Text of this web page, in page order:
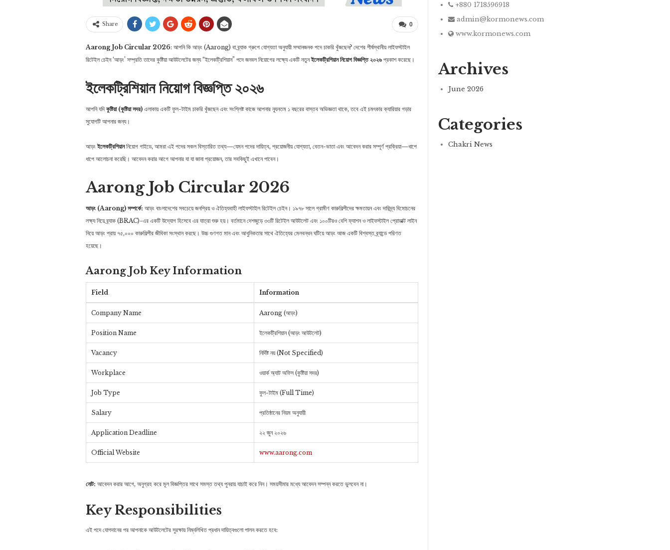
0
Share
Aarong Job Circular 2026: আপনি কি আড়ং (Aarong) বা ব্র্যাক গ্রুপে যোগ্যতা অনুযায়ী সম্মানজনক পদে চাকরি খুঁজছেন? দেশের শীর্ষস্থানীয় লাইফস্টাইল
রিটেইল চেইন ‘আড়ং’ সম্প্রতি তাদের কুষ্টিয়া আউটলেটের জন্য “ইলেকট্রিশিয়ান” পদে জনবল নিয়োগের লক্ষ্যে একটি নতুনইলেকট্রিশিয়ান নিয়োগ বিজ্ঞপ্তি ২০২৬ প্রকাশ করেছে।
ইলেকট্রিশিয়ান নিয়োগ বিজ্ঞপ্তি ২০২৬
আপনি যদিকুষ্টিয়া (কুষ্টিয়া সদর) এলাকায় একটি ফুল-টাইম চাকরি খুঁজছেন এবং সংশ্লিষ্ট কাজে আপনার ন্যূনতম ১ বছরের বাস্তব অভিজ্ঞতা থাকে, তবে এই চমৎকার ক্যারিয়ার গড়ার
সুযোগটি আপনার জন্য।
আড়ং ইলেকট্রিশিয়াননিয়োগ গাইডে, আমরা এই পদের সকল বিস্তারিত তথ্য—যেমন পদের দায়িত্ব, প্রয়োজনীয় যোগ্যতা, বেতন-ভাতা এবং আবেদন করার সম্পূর্ণ প্রক্রিয়া—ধাপে
ধাপে আলোচনা করেছি। আবেদন করার আগে আপনার যা যা জানা প্রয়োজন, তার সবকিছুই এখানে পাবেন।
Aarong Job Circular 2026
আড়ং (Aarong) সম্পর্কে: আড়ং বাংলাদেশের সবচেয়ে জনপ্রিয় ও ঐতিহ্যবাহী লাইফস্টাইল রিটেইল চেইন। ১৯৭৮ সালে গ্রামীণ কারুশিল্পীদের ক্ষমতায়ন এবং দারিদ্র্য বিমোচনের
লক্ষ্য নিয়ে ব্র্যাক (BRAC)-এর একটি উদ্যোগ হিসেবে এর যাত্রা শুরু হয়। বর্তমানে দেশজুড়ে ৩৩টি রিটেইল আউটলেট এবং ১০০টিরও বেশি ফ্যাশন ও লাইফস্টাইল প্রোডাক্ট লাইন
নিয়ে আড়ং প্রায় ৭৫,০০০ কারুশিল্পীর জীবিকা সংস্থান করছে। উচ্চ গুণগত মান এবং আধুনিকতার সাথে ঐতিহ্যের মেলবন্ধন ঘটিয়ে আড়ং আজ একটি বিশ্বস্ত ব্র্যান্ডে পরিণত
হয়েছে।
Aarong Job Key Information
Field Information
Company Name Aarong (আড়ং)
Position Name ইলেকট্রিশিয়ান (আড়ং আউটলেট)
Vacancy নির্দিষ্ট নয় (Not Specified)
Workplace ওয়ার্ক অ্যাট অফিস (কুষ্টিয়া সদর)
Job Type ফুল-টাইম (Full Time)
Salary প্রতিষ্ঠানের নিয়ম অনুযায়ী
Application Deadline ২২ জুন ২০২৬
Official Website www.aarong.com
নোট: আবেদন করার আগে, অনুগ্রহ করে মূল বিজ্ঞপ্তির সাথে সমস্ত তথ্য পুনরায় যাচাই করে নিন। সময়সীমার মধ্যে আবেদন সম্পন্ন করতে ভুলবেন না।
Key Responsibilities
এই পদে যোগদানের পর আপনাকে আউটলেটের সুরক্ষায় নিম্নলিখিত প্রধান দায়িত্বগুলো পালন করতে হবে:
+880 1718596918
admin@kormonews.com
www.kormonews.com
Archives
June 2026
Categories
Chakri News